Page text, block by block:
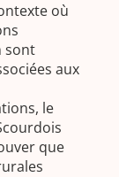
où
sont
aux
le
que